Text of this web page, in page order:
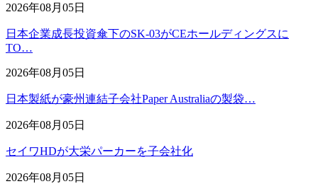
2026年08月05日
日本企業成長投資傘下のSK-03がCEホールディングスに
TO…
2026年08月05日
日本製紙が豪州連結子会社Paper Australiaの製袋…
2026年08月05日
セイワHDが大栄パーカーを子会社化
2026年08月05日